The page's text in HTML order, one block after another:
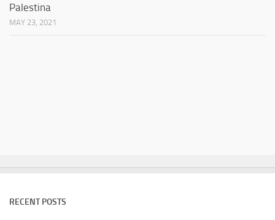
Palestina
MAY 23, 2021
RECENT POSTS